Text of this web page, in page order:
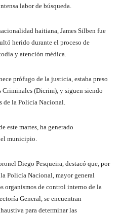
labor de búsqueda.
haitiana, James Silben fue
herido durante el proceso de
y atención médica.
prófugo de la justicia, estaba preso
(Dicrim), y siguen siendo
de la Policía Nacional.
este martes, ha generado
municipio.
Diego Pesqueira, destacó que, por
Policía Nacional, mayor general
organismos de control interno de la
General, se encuentran
para determinar las